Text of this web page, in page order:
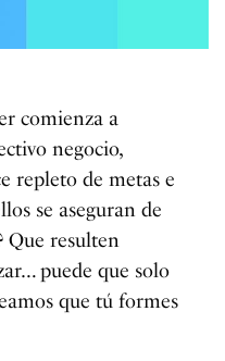
comienza a
negocio,
repleto de metas e
se aseguran de
Que resulten
puede que solo
que tú formes